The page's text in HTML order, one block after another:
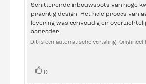
uit
5
sterren
Beoordelingstekst:
Schitterende inbouwspots van hoge
prachtig design. Het hele proces van
levering was eenvoudig en
aanrader.
Dit is een automatische vertaling. Origineel
Stem
0